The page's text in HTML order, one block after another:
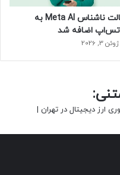
حالت ناشناس Meta AI به
اضافه شد
ژوئن 3, 2026
ارز دیجیتال در تهران |